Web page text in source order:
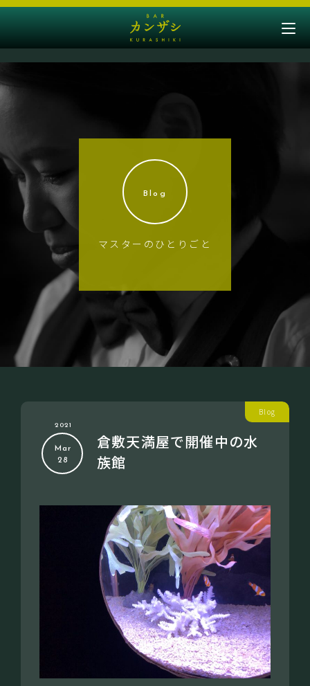
Blog
マスターのひとりごと
Blog
2021
Mar
28
倉敷天満屋で開催中の水
族館